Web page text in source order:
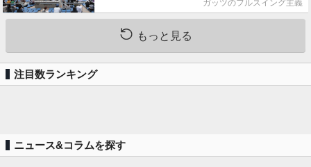
ガッツのフルスイング主義
もっと見る
注目数ランキング
ニュース&コラムを探す